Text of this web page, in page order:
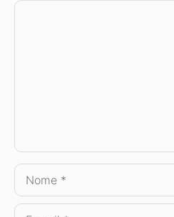
Comentário
Nome
E-